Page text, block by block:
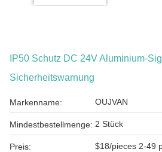
IP50 Schutz DC 24V Aluminium-
Sicherheitswarnung
Markenname: OUJVAN
Mindestbestellmenge: 2 Stück
Preis: $18/pieces 2-49